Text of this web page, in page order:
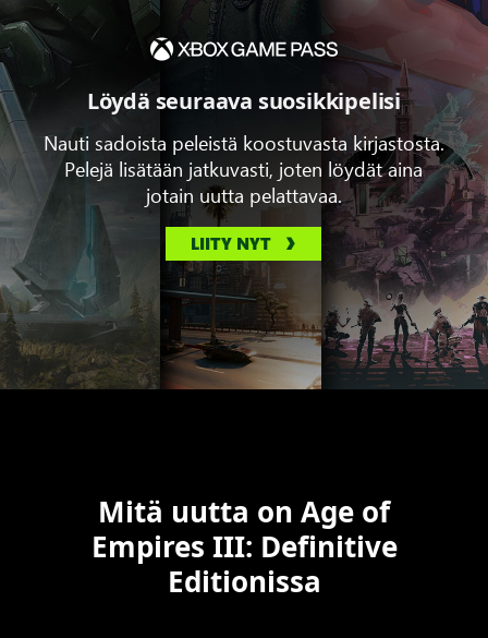
Löydä seuraava suosikkipelisi
Nauti sadoista peleistä koostuvasta kirjastosta.
Pelejä lisätään jatkuvasti, joten löydät aina
jotain uutta pelattavaa.
LIITY NYT
Mitä uutta on Age of
Empires III: Definitive
Editionissa